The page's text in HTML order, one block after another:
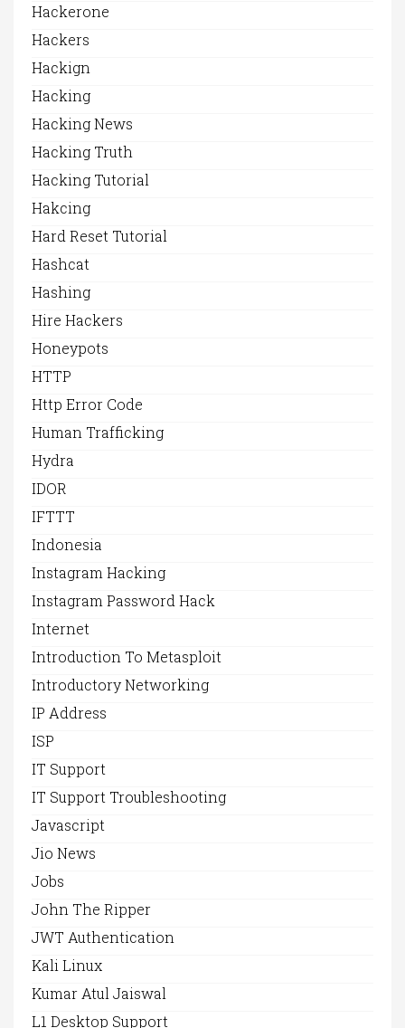
Hackerone
Hackers
Hackign
Hacking
Hacking News
Hacking Truth
Hacking Tutorial
Hakcing
Hard Reset Tutorial
Hashcat
Hashing
Hire Hackers
Honeypots
HTTP
Http Error Code
Human Trafficking
Hydra
IDOR
IFTTT
Indonesia
Instagram Hacking
Instagram Password Hack
Internet
Introduction To Metasploit
Introductory Networking
IP Address
ISP
IT Support
IT Support Troubleshooting
Javascript
Jio News
Jobs
John The Ripper
JWT Authentication
Kali Linux
Kumar Atul Jaiswal
L1 Desktop Support